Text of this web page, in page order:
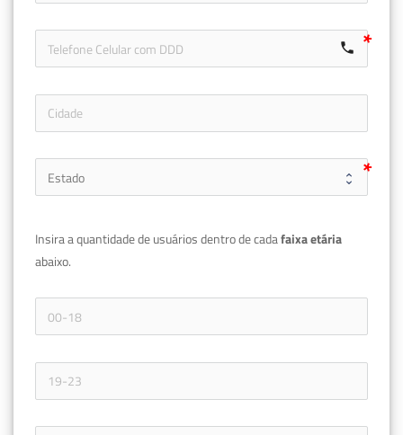
call
Insira a quantidade de usuários dentro de cada
abaixo.